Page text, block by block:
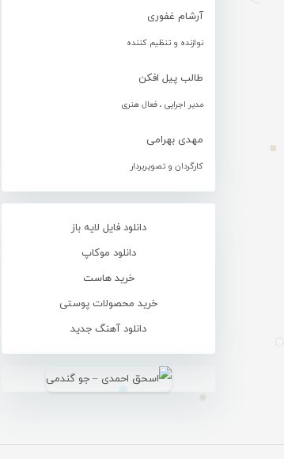
آرشام غفوری
نوازنده و تنظیم کننده
طالب پیل افکن
مدیر اجرایی ، فعال هنری
مهدی بهرامی
کارگردان و تصویربردار
دانلود فایل لایه باز
دانلود موکاپ
خرید هاست
خرید محصولات پوستی
دانلود آهنگ جدید